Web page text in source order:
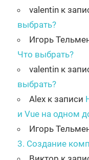
valentin к
выбрать?
Игорь
Что выбрать?
valentin к
выбрать?
Alex к записи
и Vue на одном
Игорь
3. Создание